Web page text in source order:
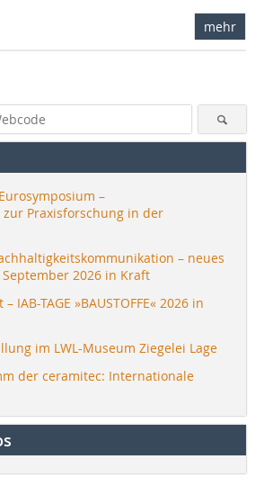
mehr
–
Praxisforschung in der
– neues
2026 in Kraft
IAB-TAGE »BAUSTOFFE« 2026 in
im LWL-Museum Ziegelei Lage
der ceramitec: Internationale